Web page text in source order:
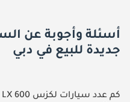
جديدة للبيع في دبي